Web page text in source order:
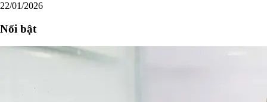
22/01/2026
Nổi bật